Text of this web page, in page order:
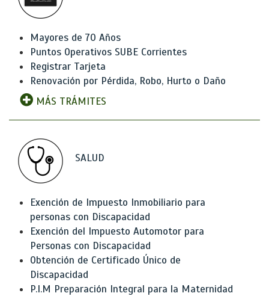
Mayores de 70 Años
Puntos Operativos SUBE Corrientes
Registrar Tarjeta
Renovación por Pérdida, Robo, Hurto o Daño
MÁS TRÁMITES
SALUD
Exención de Impuesto Inmobiliario para
personas con Discapacidad
Exención del Impuesto Automotor para
Personas con Discapacidad
Obtención de Certificado Único de
Discapacidad
P.I.M Preparación Integral para la Maternidad